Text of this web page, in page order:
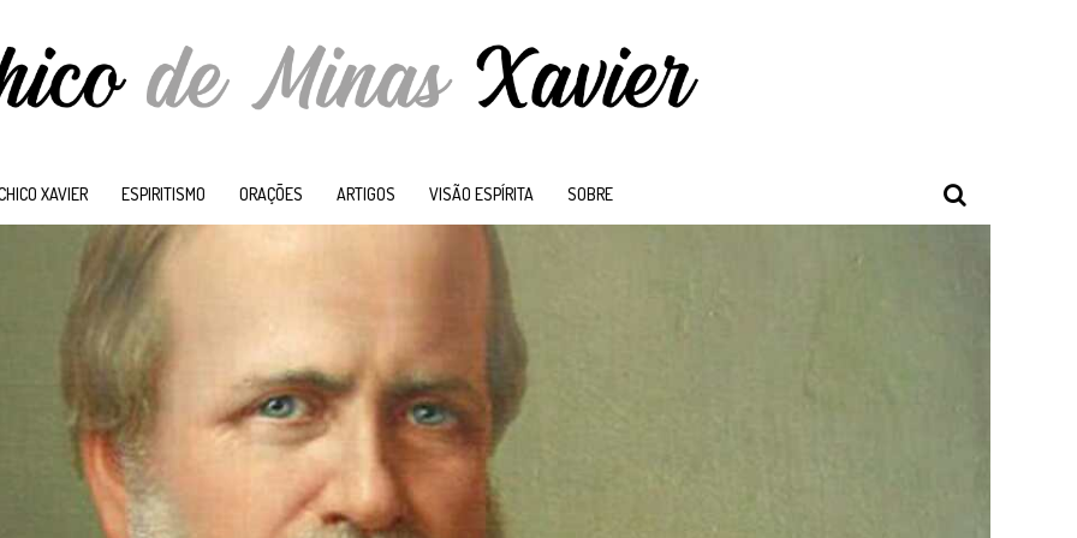
XAVIER ESPIRITISMO ORAÇÕES ARTIGOS VISÃO ESPÍRITA SOBRE